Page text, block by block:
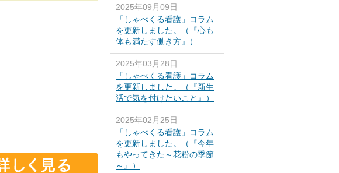
2025年09月09日
「しゃべくる看護」コラム
を更新しました。（『心も
体も満たす働き方』）
2025年03月28日
「しゃべくる看護」コラム
を更新しました。（『新生
活で気を付けたいこと』）
2025年02月25日
「しゃべくる看護」コラム
を更新しました。（『今年
もやってきた～花粉の季節
～』）